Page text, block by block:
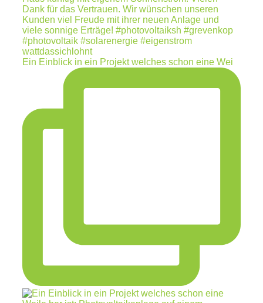
Ein Einblick in ein Projekt welches schon eine Wei